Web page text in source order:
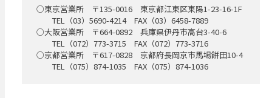
○東京営業所 〒135-0016 東京都江東区東陽1-23-16-1F
TEL（03）5690-4214 FAX（03）6458-7889
○大阪営業所 〒664-0892 兵庫県伊丹市高台3-40-6
TEL（072）773-3715 FAX（072）773-3716
○京都営業所 〒617-0828 京都府長岡京市馬場餅田10-4
TEL（075）874-1035 FAX（075）874-1036